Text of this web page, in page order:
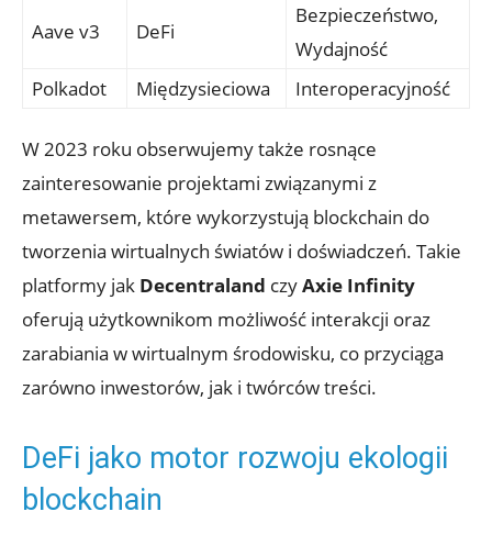
Aave v3 DeFi
Bezpieczeństwo,
⁢Wydajność
Polkadot
Międzysieciowa Interoperacyjność
W 2023 roku⁣ obserwujemy także rosnące
zainteresowanie ‌projektami związanymi z
metawersem, ‍które wykorzystują⁣ blockchain ‌do
tworzenia wirtualnych światów i doświadczeń. ⁤Takie
platformy jak Decentraland ⁢czyAxie Infinity
oferują‌ użytkownikom możliwość interakcji oraz
zarabiania w wirtualnym środowisku, co ‌przyciąga
zarówno inwestorów, jak i twórców treści.
DeFi jako motor rozwoju ekologii
blockchain